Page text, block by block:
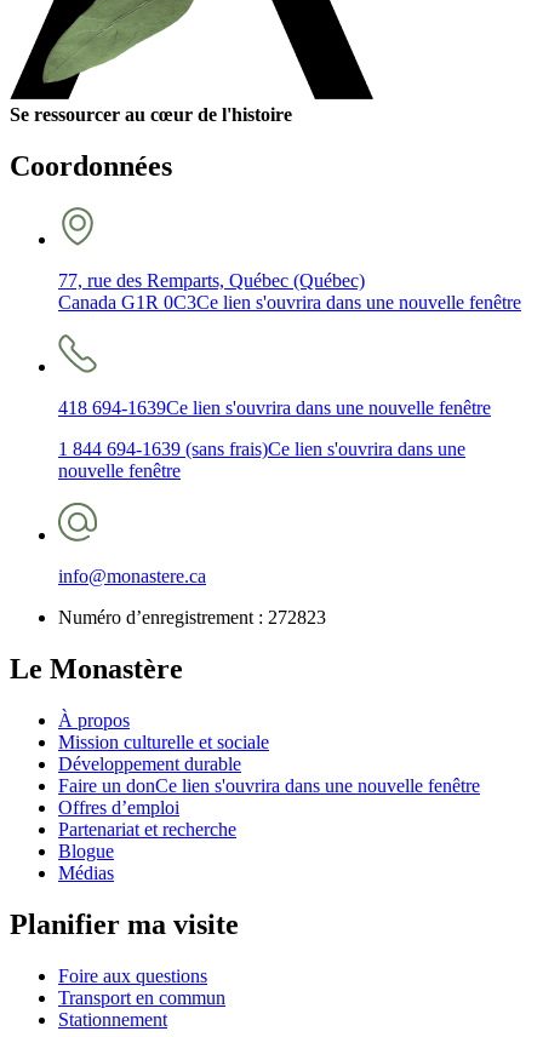
Se ressourcer au cœur de l'histoire
Coordonnées
77, rue des Remparts, Québec (Québec)
Canada G1R 0C3Ce lien s'ouvrira dans une nouvelle fenêtre
418 694-1639Ce lien s'ouvrira dans une nouvelle fenêtre
1 844 694-1639 (sans frais)Ce lien s'ouvrira dans une
nouvelle fenêtre
info@monastere.ca
Numéro d’enregistrement : 272823
Le Monastère
À propos
Mission culturelle et sociale
Développement durable
Faire un donCe lien s'ouvrira dans une nouvelle fenêtre
Offres d’emploi
Partenariat et recherche
Blogue
Médias
Planifier ma visite
Foire aux questions
Transport en commun
Stationnement